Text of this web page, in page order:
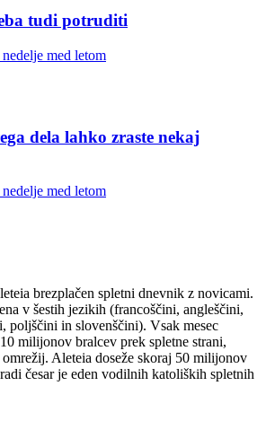
tudi potruditi
med letom
dela lahko zraste nekaj
med letom
brezplačen spletni dnevnik z novicami.
v šestih jezikih (francoščini, angleščini,
poljščini in slovenščini). Vsak mesec
milijonov bralcev prek spletne strani,
Aleteia doseže skoraj 50 milijonov
česar je eden vodilnih katoliških spletnih